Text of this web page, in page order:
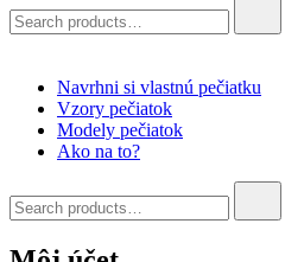
for:
Navrhni si vlastnú pečiatku
Vzory pečiatok
Modely pečiatok
Ako na to?
for: